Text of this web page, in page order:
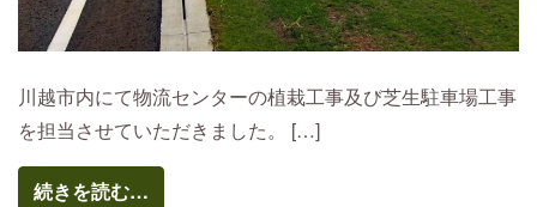
川越市内にて物流センターの植栽工事及び芝生駐車場工事
を担当させていただきました。 […]
続きを読む…